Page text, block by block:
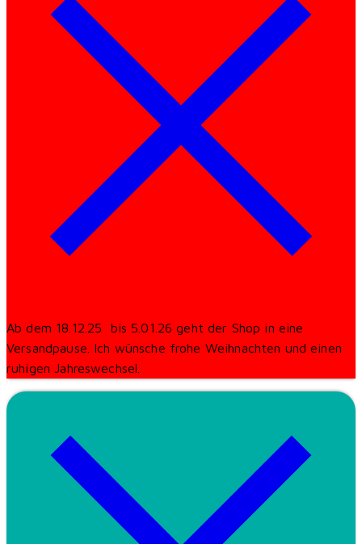
Ab dem 18.12.25 bis 5.01.26 geht der Shop in eine
Versandpause. Ich wünsche frohe Weihnachten und einen
ruhigen Jahreswechsel.